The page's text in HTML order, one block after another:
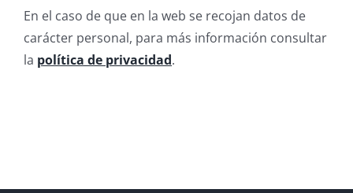
En el caso de que en la web se recojan datos de
carácter personal, para más información consultar
la política de privacidad.